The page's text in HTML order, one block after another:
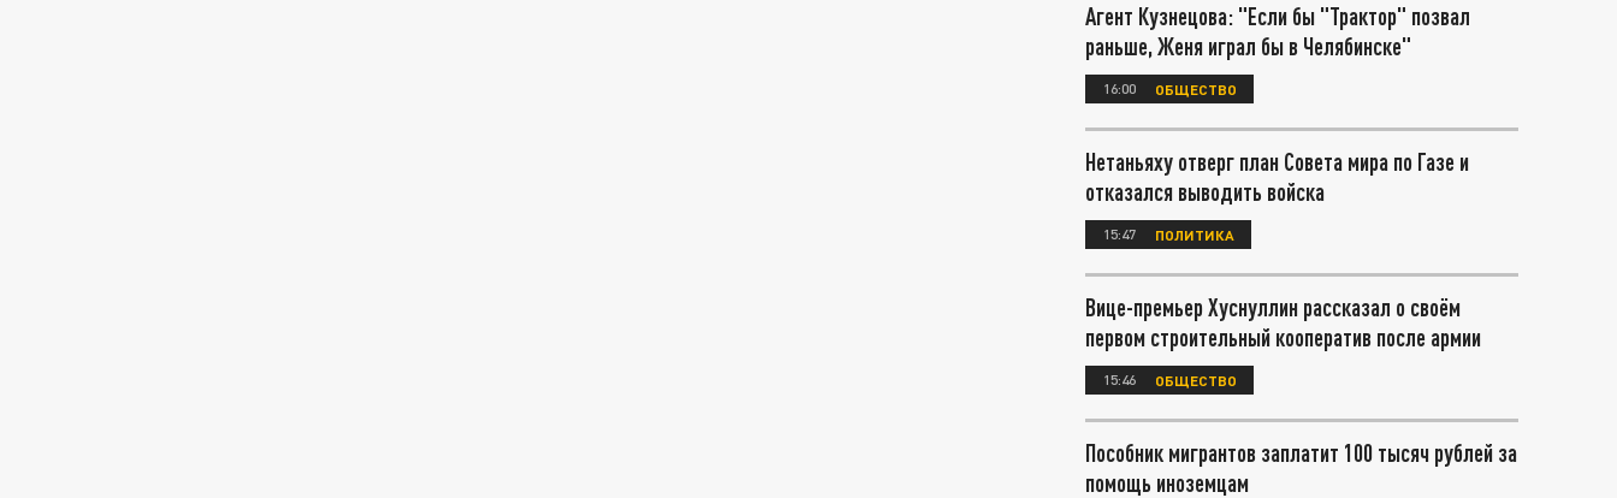
Агент Кузнецова: "Если бы "Трактор" позвал
раньше, Женя играл бы в Челябинске"
16:00 ОБЩЕСТВО
Нетаньяху отверг план Совета мира по Газе и
отказался выводить войска
15:47 ПОЛИТИКА
Вице-премьер Хуснуллин рассказал о своём
первом строительный кооператив после армии
15:46 ОБЩЕСТВО
Пособник мигрантов заплатит 100 тысяч рублей за
помощь иноземцам